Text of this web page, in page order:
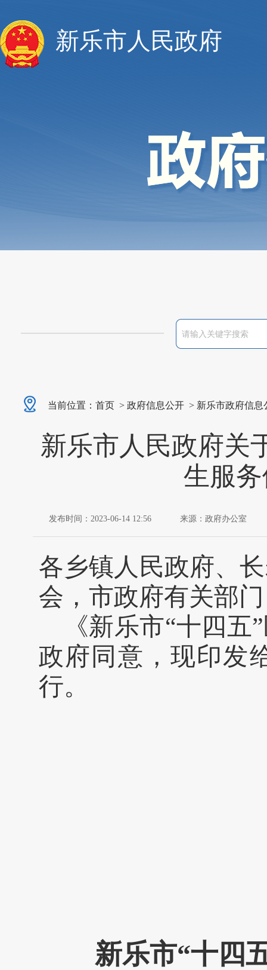
新乐市人民政府
当前位置： 首页 > 政府信息公开 > 新乐市政府信息
新乐市人民政府关
生服
发布时间：2023-06-14 12:56 来源：政府办公室
各乡镇人民政府、
会，市政府有关部
《新乐市“十四五
政府同意，现印发
行。
新乐市“十四